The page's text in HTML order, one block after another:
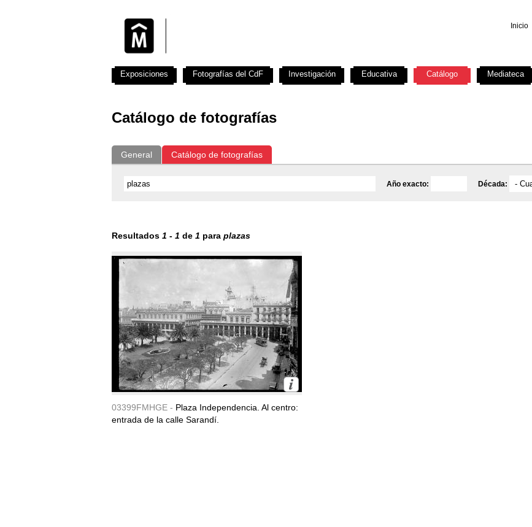
Inicio
Catálogo de fotografías
General Catálogo de fotografías
Año exacto: Década:
Resultados 1 - 1 de 1 para plazas
03399FMHGE - Plaza Independencia. Al centro:
entrada de la calle Sarandí.
Exposiciones Fotografías del CdF Investigación Educativa Catálogo Mediateca